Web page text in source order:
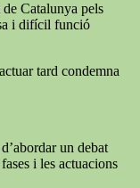
Catalunya pels
i difícil funció
tard condemna
un debat
i les actuacions